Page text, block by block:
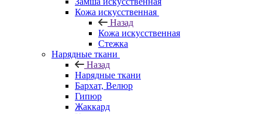
Кожа искусственная
Назад
Кожа искусственная
Стежка
Нарядные ткани
Назад
Нарядные ткани
Бархат, Велюр
Гипюр
Жаккард